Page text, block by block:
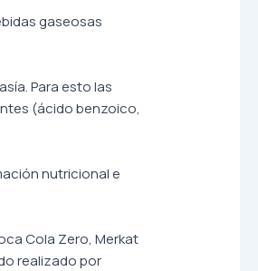
gaseosas
Para esto las
(ácido benzoico,
nutricional e
Cola Zero, Merkat
realizado por